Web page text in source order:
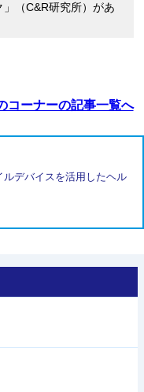
（C&R研究所）があ
コーナーの記事一覧へ
デバイスを活用したヘル